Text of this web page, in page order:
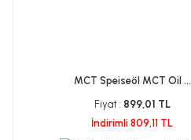
MCT Speiseöl MCT Oil ...
Fiyat : 899,01 TL
İndirimli 809,11 TL